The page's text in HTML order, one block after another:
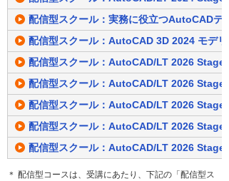
配信型スクール：実務に役立つAutoCADテ
配信型スクール：AutoCAD 3D 2024 モデリ
配信型スクール：AutoCAD/LT 2026 Stage1
配信型スクール：AutoCAD/LT 2026 Stage2
配信型スクール：AutoCAD/LT 2026 Stage3
配信型スクール：AutoCAD/LT 2026 Stage1
配信型スクール：AutoCAD/LT 2026 Stage1
＊ 配信型コースは、受講にあたり、下記の「配信型ス